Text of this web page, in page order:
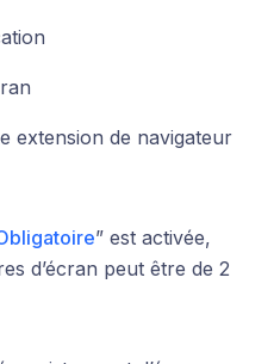
extension de navigateur
” est activée,
d’écran peut être de 2